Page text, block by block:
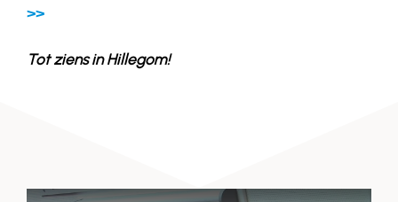
>>
Tot ziens inHillegom!